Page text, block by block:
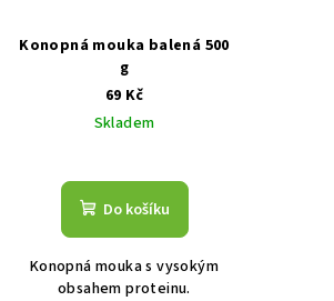
Konopná mouka balená 500
g
69 Kč
Skladem
Do košíku
Konopná mouka s vysokým
obsahem proteinu.